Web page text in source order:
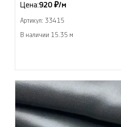
Цена:920 ₽/м
Артикул: 33415
В наличии 15.35 м